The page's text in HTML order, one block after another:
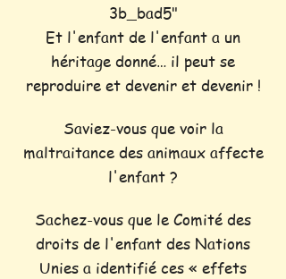
3b_bad5"
Et l'enfant de l'enfant a un
héritage donné… il peut se
reproduire et devenir et devenir !
Saviez-vous que voir la
maltraitance des animaux affecte
l'enfant ?
Sachez-vous que le Comité des
droits de l'enfant des Nations
Unies a identifié ces « effets